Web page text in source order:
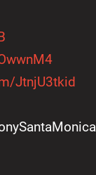
JtnjU3tkid